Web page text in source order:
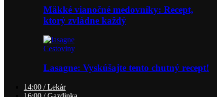
Mäkké vianočné medovníky: Recept,
ktorý zvládne každý
Cestoviny
Lasagne: Vyskúšajte tento chutný recept!
14:00 / Lekár